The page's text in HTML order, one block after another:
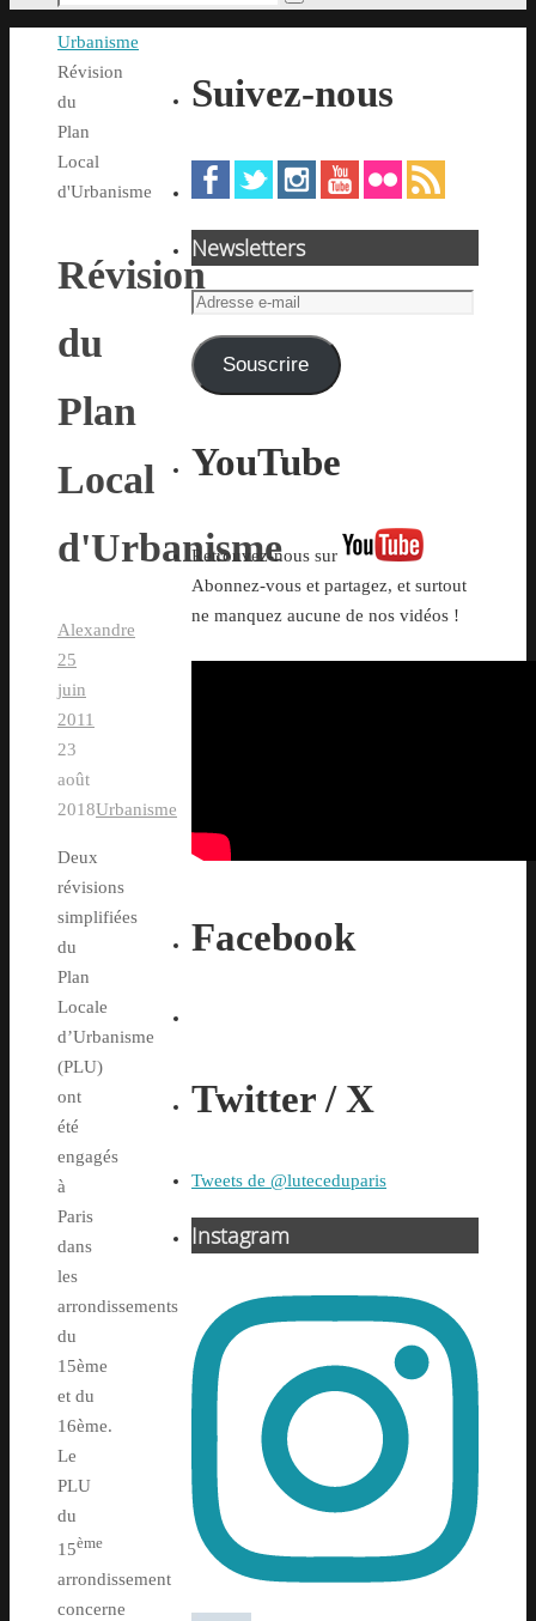
:
Rechercher
Accueil
Urbanisme
Révision
du
Plan
Local
d'Urbanisme
Révision
du
Plan
Local
d'Urbanisme
Alexandre
25
juin
2011
23
août
2018Urbanisme
Deux
révisions
simplifiées
du
Plan
Locale
d’Urbanisme
(PLU)
ont
été
engagés
à
Paris
dans
les
arrondissements
du
15ème
et du
16ème.
Le
PLU
du
15ème
arrondissement
concerne
Suivez-nous
Newsletters
Adresse
mail Souscrire
YouTube
Retrouvez-nous sur
Abonnez-vous et partagez, et surtout
ne manquez aucune de nos vidéos !
Facebook
Twitter / X
Tweets de @luteceduparis
Instagram